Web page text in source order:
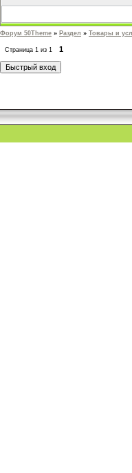
Форум 50Theme » Раздел » Товары и
Страница 1 из 1 1